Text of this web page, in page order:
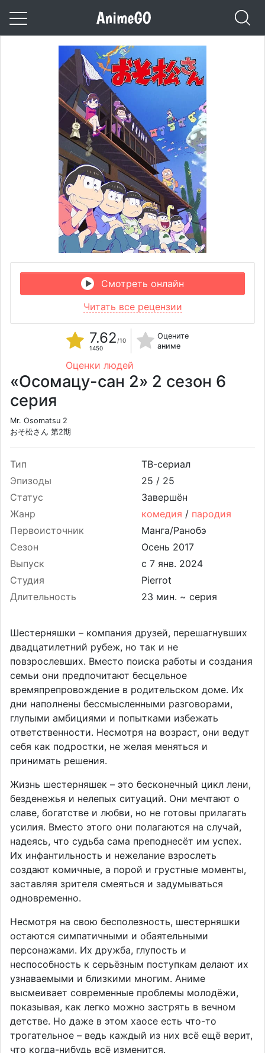
Смотреть онлайн
Читать все рецензии
7.62 /10
1450
Оцените
аниме
Оценки людей
«Осомацу-сан 2» 2 сезон 6
серия
Mr. Osomatsu 2
おそ松さん 第2期
Тип
ТВ-сериал
Эпизоды
25 / 25
Статус
Завершён
Жанр
комедия / пародия
Первоисточник
Манга/Ранобэ
Сезон
Осень 2017
Выпуск
Студия
Pierrot
Длительность
23 мин. ~ серия
Шестерняшки – компания друзей, перешагнувших
двадцатилетний рубеж, но так и не
повзрослевших. Вместо поиска работы и создания
семьи они предпочитают бесцельное
времяпрепровождение в родительском доме. Их
дни наполнены бессмысленными разговорами,
глупыми амбициями и попытками избежать
ответственности. Несмотря на возраст, они ведут
себя как подростки, не желая меняться и
принимать решения.
Жизнь шестерняшек – это бесконечный цикл лени,
безденежья и нелепых ситуаций. Они мечтают о
славе, богатстве и любви, но не готовы прилагать
усилия. Вместо этого они полагаются на случай,
надеясь, что судьба сама преподнесёт им успех.
Их инфантильность и нежелание взрослеть
создают комичные, а порой и грустные моменты,
заставляя зрителя смеяться и задумываться
одновременно.
Несмотря на свою бесполезность, шестерняшки
остаются симпатичными и обаятельными
персонажами. Их дружба, глупость и
неспособность к серьёзным поступкам делают их
узнаваемыми и близкими многим. Аниме
высмеивает современные проблемы молодёжи,
показывая, как легко можно застрять в вечном
детстве. Но даже в этом хаосе есть что-то
трогательное – ведь каждый из них всё ещё верит,
что когда-нибудь всё изменится.